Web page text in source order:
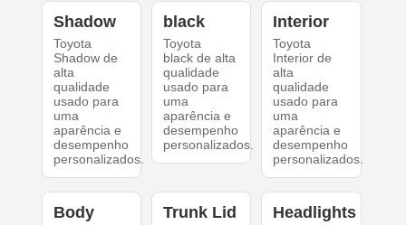
Shadow
Toyota
Shadow de
alta
qualidade
usado para
uma
aparência e
desempenho
personalizados.
black
Toyota
black de alta
qualidade
usado para
uma
aparência e
desempenho
personalizados.
Interior
Toyota
Interior de
alta
qualidade
usado para
uma
aparência e
desempenho
personalizados.
Body Trunk Lid Headlights